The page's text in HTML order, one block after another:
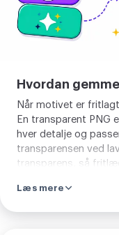
Hvordan
Når motivet er
En transparent PNG
hver detalje og
transparensen ved
transparens, så
er ens i hvert tilfælde.
Læs mere